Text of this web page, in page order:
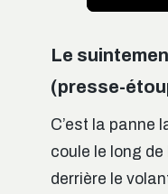
Le
(presse-
C’est la panne
coule le long
derrière le